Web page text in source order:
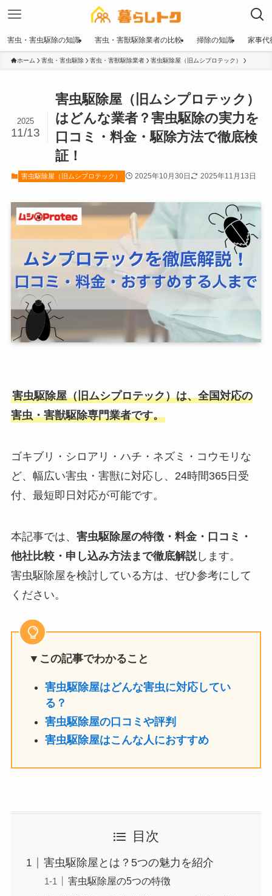
害虫・害虫駆除の知識 害虫・害獣駆除業者の比較 掃除の知識 家事代
ホーム 害虫・害虫駆除 害虫・害獣駆除業者 害虫駆除屋（旧ムシプロテック）
害虫駆除屋（旧ムシプロテック）
はどんな業者？害虫駆除の実力を
口コミ・料金・駆除方法で徹底検
証！
2025
11/13
害虫駆除屋（旧ムシプロテック） 2025年10月30日 2025年11月13日
害虫駆除屋（旧ムシプロテック）は、全国対応の
害虫・害獣駆除専門業者です。
ゴキブリ・シロアリ・ハチ・ネズミ・コウモリな
ど、幅広い害虫・害獣に対応し、24時間365日受
付、最短即日対応が可能です。
本記事では、 害虫駆除屋の特徴・料金・口コミ・
他社比較・申し込み方法まで徹底解説します。
害虫駆除屋を検討している方は、ぜひ参考にして
ください。
▼この記事でわかること
害虫駆除屋はどんな害虫に対応してい
る？
害虫駆除屋の口コミや評判
害虫駆除屋はこんな人におすすめ
目次
害虫駆除屋とは？5つの魅力を紹介
害虫駆除屋の5つの特徴